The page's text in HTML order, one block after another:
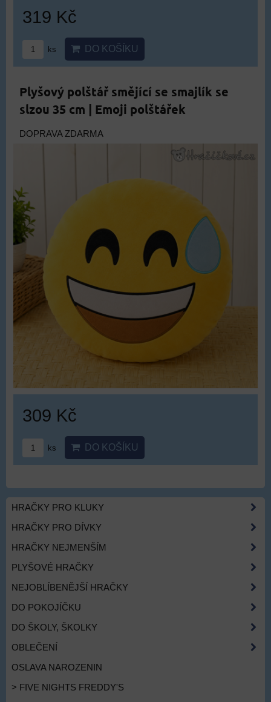
319 Kč
ks DO KOŠÍKU
Plyšový polštář smějící se smajlík se
slzou 35 cm | Emoji polštářek
DOPRAVA ZDARMA
309 Kč
ks DO KOŠÍKU
HRAČKY PRO KLUKY
HRAČKY PRO DÍVKY
HRAČKY NEJMENŠÍM
PLYŠOVÉ HRAČKY
NEJOBLÍBENĚJŠÍ HRAČKY
DO POKOJÍČKU
DO ŠKOLY, ŠKOLKY
OBLEČENÍ
OSLAVA NAROZENIN
> FIVE NIGHTS FREDDY'S